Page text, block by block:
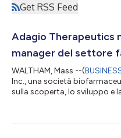
Get RSS Feed
Adagio Therapeutics
manager del settore
WALTHAM, Mass.--(
Inc., una società
sulla scoperta, lo sviluppo e
amministrazione della